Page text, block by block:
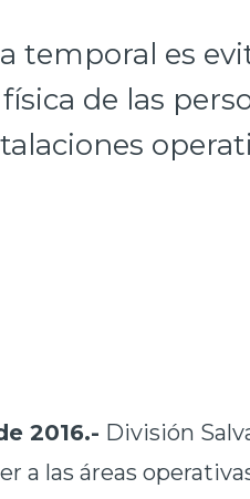
temporal es
de las
2016.- División
a las áreas